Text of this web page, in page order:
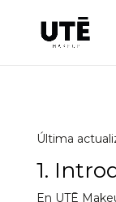
Última
1.
En UTĒ